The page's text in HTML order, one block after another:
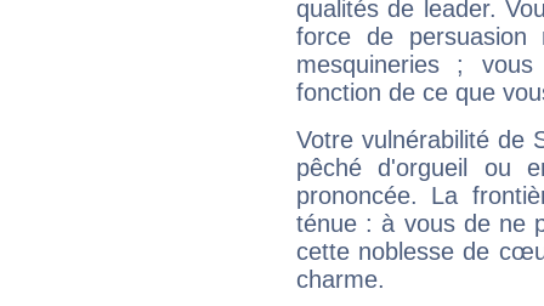
qualités de leader.
force de
mesquineries ;
fonction de ce que
Votre vulnérabilité de
pêché d'orgueil ou
prononcée. La
ténue : à vous de ne
cette noblesse de
charme.